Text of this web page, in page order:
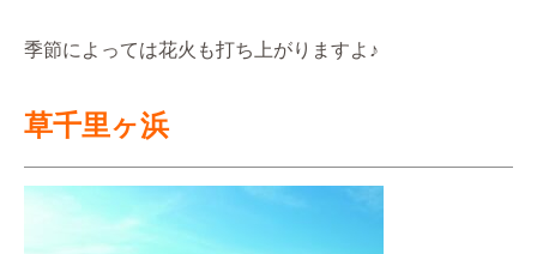
季節によっては花火も打ち上がりますよ♪
草千里ヶ浜